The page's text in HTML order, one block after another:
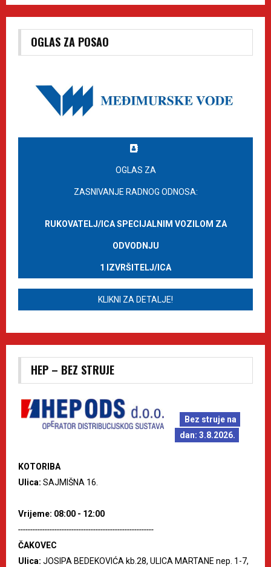
OGLAS ZA POSAO
OGLAS ZA
ZASNIVANJE RADNOG ODNOSA:
RUKOVATELJ/ICA SPECIJALNIM VOZILOM ZA
ODVODNJU
1 IZVRŠITELJ/ICA
KLIKNI ZA DETALJE!
HEP – BEZ STRUJE
Bez struje na
dan: 3.8.2026.
KOTORIBA
Ulica: SAJMIŠNA 16.
Vrijeme: 08:00 - 12:00
--------------------------------------------------------
ČAKOVEC
Ulica: JOSIPA BEDEKOVIĆA kb.28, ULICA MARTANE nep. 1-7,